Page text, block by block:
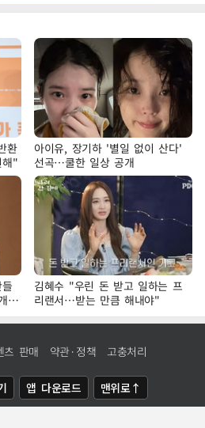
환
"
아이유, 장기하 '별일 없이 산다'
선곡…쿨한 일상 공개
정
김혜수 "우린 돈 받고 일하는 프
리랜서…받는 만큼 해내야"
츠 판매 약관·정책 고충처리
앱 다운로드 맨위로↑